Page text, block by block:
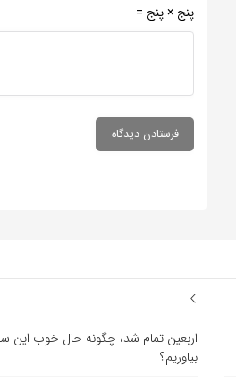
پنج × پنج =
اربعین تمام شد، چگونه حال خوب این
بیاوریم؟